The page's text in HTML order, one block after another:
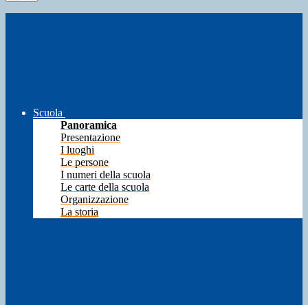
Scuola
Panoramica
Presentazione
I luoghi
Le persone
I numeri della scuola
Le carte della scuola
Organizzazione
La storia